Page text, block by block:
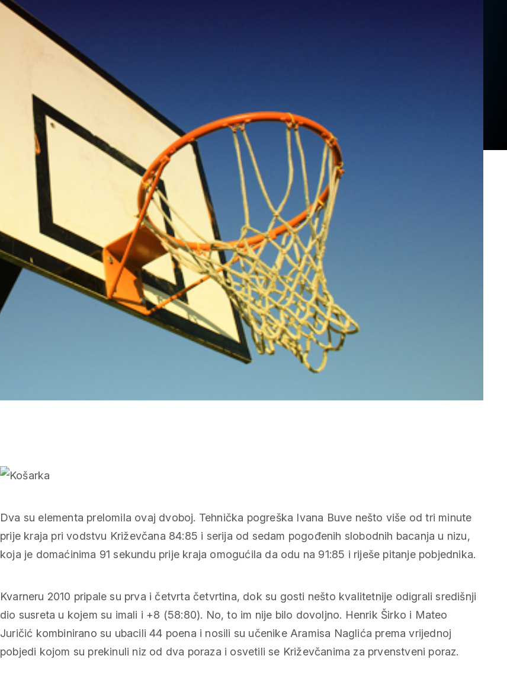
Dva su elementa prelomila ovaj dvoboj. Tehnička pogreška Ivana Buve nešto više od tri minute
prije kraja pri vodstvu Križevčana 84:85 i serija od sedam pogođenih slobodnih bacanja u nizu,
koja je domaćinima 91 sekundu prije kraja omogućila da odu na 91:85 i riješe pitanje pobjednika.
Kvarneru 2010 pripale su prva i četvrta četvrtina, dok su gosti nešto kvalitetnije odigrali središnji
dio susreta u kojem su imali i +8 (58:80). No, to im nije bilo dovoljno. Henrik Širko i Mateo
Juričić kombinirano su ubacili 44 poena i nosili su učenike Aramisa Naglića prema vrijednoj
pobjedi kojom su prekinuli niz od dva poraza i osvetili se Križevčanima za prvenstveni poraz.